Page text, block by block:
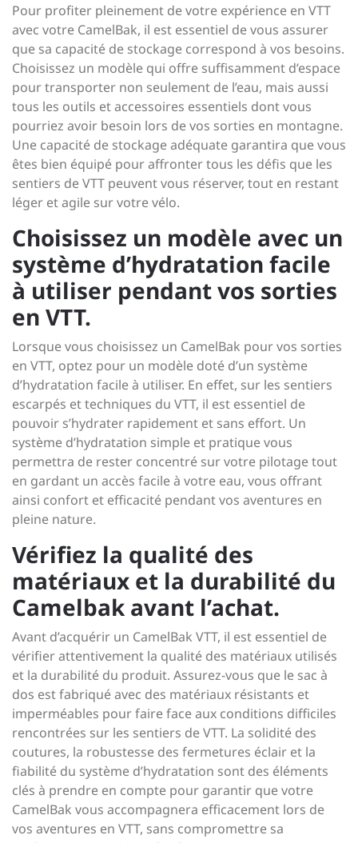
Pour profiter pleinement de votre expérience en VTT
avec votre CamelBak, il est essentiel de vous assurer
que sa capacité de stockage correspond à vos besoins.
Choisissez un modèle qui offre suffisamment d’espace
pour transporter non seulement de l’eau, mais aussi
tous les outils et accessoires essentiels dont vous
pourriez avoir besoin lors de vos sorties en montagne.
Une capacité de stockage adéquate garantira que vous
êtes bien équipé pour affronter tous les défis que les
sentiers de VTT peuvent vous réserver, tout en restant
léger et agile sur votre vélo.
Choisissez un modèle avec un
système d’hydratation facile
à utiliser pendant vos sorties
en VTT.
Lorsque vous choisissez un CamelBak pour vos sorties
en VTT, optez pour un modèle doté d’un système
d’hydratation facile à utiliser. En effet, sur les sentiers
escarpés et techniques du VTT, il est essentiel de
pouvoir s’hydrater rapidement et sans effort. Un
système d’hydratation simple et pratique vous
permettra de rester concentré sur votre pilotage tout
en gardant un accès facile à votre eau, vous offrant
ainsi confort et efficacité pendant vos aventures en
pleine nature.
Vérifiez la qualité des
matériaux et la durabilité du
Camelbak avant l’achat.
Avant d’acquérir un CamelBak VTT, il est essentiel de
vérifier attentivement la qualité des matériaux utilisés
et la durabilité du produit. Assurez-vous que le sac à
dos est fabriqué avec des matériaux résistants et
imperméables pour faire face aux conditions difficiles
rencontrées sur les sentiers de VTT. La solidité des
coutures, la robustesse des fermetures éclair et la
fiabilité du système d’hydratation sont des éléments
clés à prendre en compte pour garantir que votre
CamelBak vous accompagnera efficacement lors de
vos aventures en VTT, sans compromettre sa